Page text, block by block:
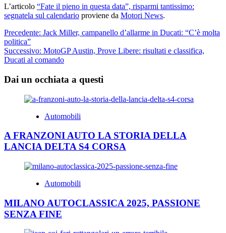
L’articolo “Fate il pieno in questa data”, risparmi tantissimo:
segnatela sul calendario proviene da Motori News.
Navigazione
articolo
Precedente: Jack Miller, campanello d’allarme in Ducati: “C’è molta
politica”
Successivo: MotoGP Austin, Prove Libere: risultati e classifica,
Ducati al comando
Dai un occhiata a questi
Automobili
A FRANZONI AUTO LA STORIA DELLA
LANCIA DELTA S4 CORSA
Automobili
MILANO AUTOCLASSICA 2025, PASSIONE
SENZA FINE